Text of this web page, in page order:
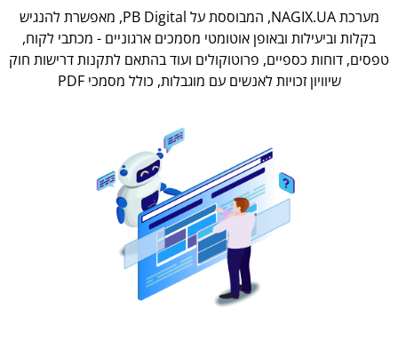
מערכת NAGIX.UA, המבוססת על PB Digital, מאפשרת להנגיש
בקלות וביעילות ובאופן אוטומטי מסמכים ארגוניים - מכתבי לקוח,
טפסים, דוחות כספיים, פרוטוקולים ועוד בהתאם לתקנות דרישות חוק
שיוויון זכויות לאנשים עם מוגבלות, כולל מסמכי PDF